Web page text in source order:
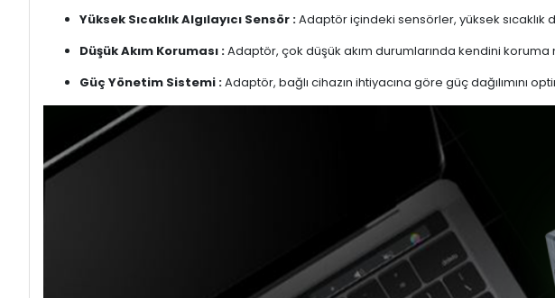
Yüksek Sıcaklık Algılayıcı Sensör :Adaptör içindeki sensörler, yüksek sıcaklık
Düşük Akım Koruması :Adaptör, çok düşük akım durumlarında kendini
Güç Yönetim Sistemi :Adaptör, bağlı cihazın ihtiyacına göre güç dağılımını